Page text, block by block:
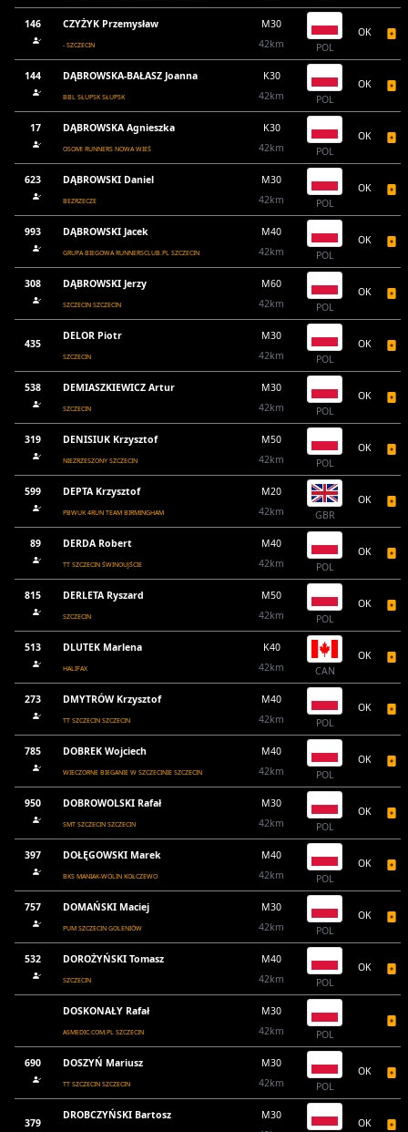
146 CZYŻYK Przemysław
- SZCZECIN
M30
42km
POL
OK
144 DĄBROWSKA-BAŁASZ Joanna
BBL SŁUPSK SŁUPSK
K30
42km
POL
OK
17 DĄBROWSKA Agnieszka
OSOM! RUNNERS NOWA WIEŚ
K30
42km
POL
OK
623 DĄBROWSKI Daniel
BEZRZECZE
M30
42km
POL
OK
993 DĄBROWSKI Jacek
GRUPA BIEGOWA RUNNERSCLUB.PL SZCZECIN
M40
42km
POL
OK
308 DĄBROWSKI Jerzy
SZCZECIN SZCZECIN
M60
42km
POL
OK
435
DELOR Piotr
SZCZECIN
M30
42km
POL
OK
538 DEMIASZKIEWICZ Artur
SZCZECIN
M30
42km
POL
OK
319 DENISIUK Krzysztof
NIEZRZESZONY SZCZECIN
M50
42km
POL
OK
599 DEPTA Krzysztof
PBWUK 4RUN TEAM BIRMINGHAM
M20
42km
GBR
OK
89 DERDA Robert
TT SZCZECIN ŚWINOUJŚCIE
M40
42km
POL
OK
815 DERLETA Ryszard
SZCZECIN
M50
42km
POL
OK
513 DLUTEK Marlena
HALIFAX
K40
42km
CAN
OK
273 DMYTRÓW Krzysztof
TT SZCZECIN SZCZECIN
M40
42km
POL
OK
785 DOBREK Wojciech
WIECZORNE BIEGANIE W SZCZECINIE SZCZECIN
M40
42km
POL
OK
950 DOBROWOLSKI Rafał
SMT SZCZECIN SZCZECIN
M30
42km
POL
OK
397 DOŁĘGOWSKI Marek
BKS MANIAK-WOLIN KOŁCZEWO
M40
42km
POL
OK
757 DOMAŃSKI Maciej
PUM SZCZECIN GOLENIÓW
M30
42km
POL
OK
532 DOROŻYŃSKI Tomasz
SZCZECIN
M40
42km
POL
OK
DOSKONAŁY Rafał
ASMEDIC.COM.PL SZCZECIN
M30
42km
POL
690 DOSZYŃ Mariusz
TT SZCZECIN SZCZECIN
M30
42km
POL
OK
379
DROBCZYŃSKI Bartosz
M30
OK